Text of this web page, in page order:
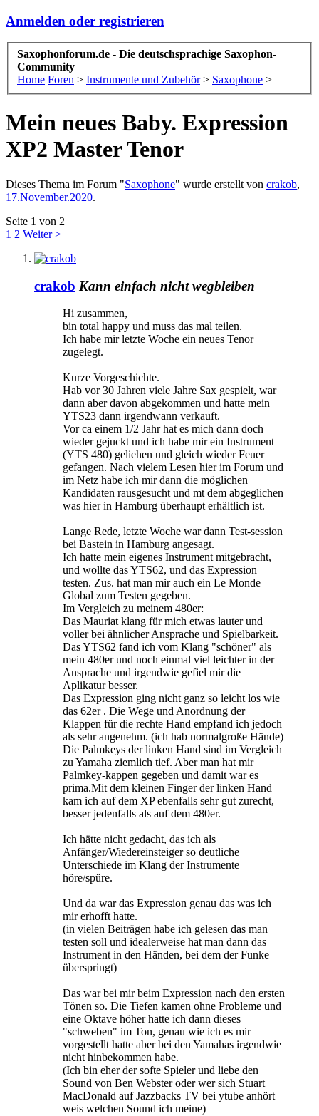
Anmelden oder registrieren
Saxophonforum.de - Die deutschsprachige Saxophon-
Community
Home Foren > Instrumente und Zubehör > Saxophone >
Mein neues Baby. Expression
XP2 Master Tenor
Dieses Thema im Forum "Saxophone" wurde erstellt von crakob,
17.November.2020.
Seite 1 von 2
1 2 Weiter >
crakob Kann einfach nicht wegbleiben
Hi zusammen,
bin total happy und muss das mal teilen.
Ich habe mir letzte Woche ein neues Tenor
zugelegt.
Kurze Vorgeschichte.
Hab vor 30 Jahren viele Jahre Sax gespielt, war
dann aber davon abgekommen und hatte mein
YTS23 dann irgendwann verkauft.
Vor ca einem 1/2 Jahr hat es mich dann doch
wieder gejuckt und ich habe mir ein Instrument
(YTS 480) geliehen und gleich wieder Feuer
gefangen. Nach vielem Lesen hier im Forum und
im Netz habe ich mir dann die möglichen
Kandidaten rausgesucht und mt dem abgeglichen
was hier in Hamburg überhaupt erhältlich ist.
Lange Rede, letzte Woche war dann Test-session
bei Bastein in Hamburg angesagt.
Ich hatte mein eigenes Instrument mitgebracht,
und wollte das YTS62, und das Expression
testen. Zus. hat man mir auch ein Le Monde
Global zum Testen gegeben.
Im Vergleich zu meinem 480er:
Das Mauriat klang für mich etwas lauter und
voller bei ähnlicher Ansprache und Spielbarkeit.
Das YTS62 fand ich vom Klang "schöner" als
mein 480er und noch einmal viel leichter in der
Ansprache und irgendwie gefiel mir die
Aplikatur besser.
Das Expression ging nicht ganz so leicht los wie
das 62er . Die Wege und Anordnung der
Klappen für die rechte Hand empfand ich jedoch
als sehr angenehm. (ich hab normalgroße Hände)
Die Palmkeys der linken Hand sind im Vergleich
zu Yamaha ziemlich tief. Aber man hat mir
Palmkey-kappen gegeben und damit war es
prima.Mit dem kleinen Finger der linken Hand
kam ich auf dem XP ebenfalls sehr gut zurecht,
besser jedenfalls als auf dem 480er.
Ich hätte nicht gedacht, das ich als
Anfänger/Wiedereinsteiger so deutliche
Unterschiede im Klang der Instrumente
höre/spüre.
Und da war das Expression genau das was ich
mir erhofft hatte.
(in vielen Beiträgen habe ich gelesen das man
testen soll und idealerweise hat man dann das
Instrument in den Händen, bei dem der Funke
überspringt)
Das war bei mir beim Expression nach den ersten
Tönen so. Die Tiefen kamen ohne Probleme und
eine Oktave höher hatte ich dann dieses
"schweben" im Ton, genau wie ich es mir
vorgestellt hatte aber bei den Yamahas irgendwie
nicht hinbekommen habe.
(Ich bin eher der softe Spieler und liebe den
Sound von Ben Webster oder wer sich Stuart
MacDonald auf Jazzbacks TV bei ytube anhört
weis welchen Sound ich meine)